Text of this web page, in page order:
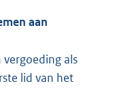
aan
als
lid van het